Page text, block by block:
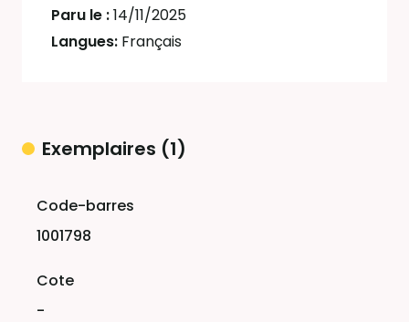
Paru le :14/11/2025
Langues: Français
Exemplaires (1)
1001798
-